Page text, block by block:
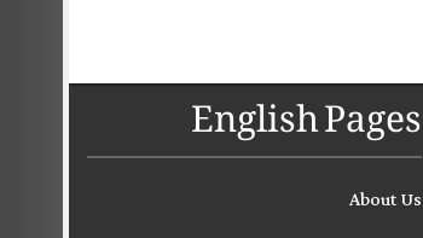
English Pages
About Us